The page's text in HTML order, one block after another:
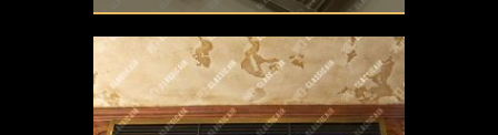
Материал- Нержавеющая
сталь
Отделка- Шлифованная
нержавейка
Узор-
Конструкция- Жалюзи
стали для вентиляции. Отделка -
направленная шлифовка